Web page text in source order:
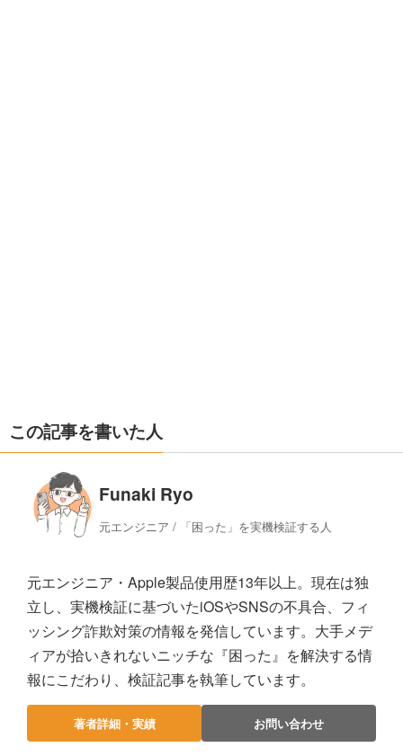
この記事を書いた人
Funaki Ryo
元エンジニア / 「困った」を実機検証する人
元エンジニア・Apple製品使用歴13年以上。現在は独
立し、実機検証に基づいたiOSやSNSの不具合、フィ
ッシング詐欺対策の情報を発信しています。大手メデ
ィアが拾いきれないニッチな『困った』を解決する情
報にこだわり、検証記事を執筆しています。
著者詳細・実績 お問い合わせ